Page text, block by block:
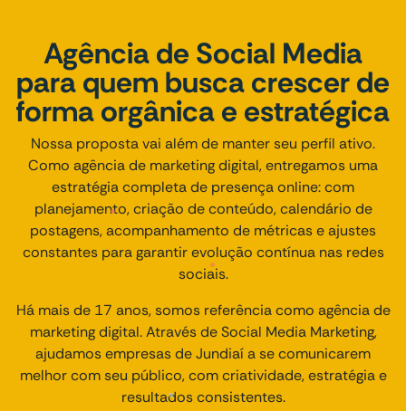
Agência de Social Media
para quem busca crescer de
forma orgânica e estratégica
Nossa proposta vai além de manter seu perfil ativo.
Como agência de marketing digital, entregamos uma
estratégia completa de presença online: com
planejamento, criação de conteúdo, calendário de
postagens, acompanhamento de métricas e ajustes
constantes para garantir evolução contínua nas redes
sociais.
Há mais de 17 anos, somos referência como agência de
marketing digital. Através de Social Media Marketing,
ajudamos empresas de Jundiaí a se comunicarem
melhor com seu público, com criatividade, estratégia e
resultados consistentes.